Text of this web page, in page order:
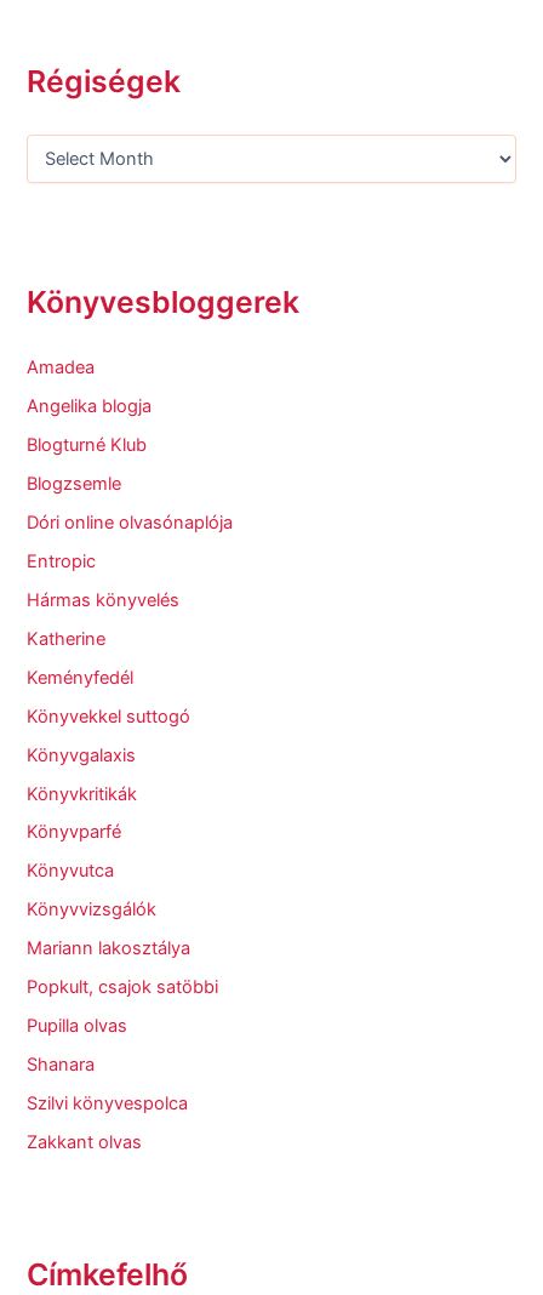
Régiségek
Könyvesbloggerek
Amadea
Angelika blogja
Blogturné Klub
Blogzsemle
Dóri online olvasónaplója
Entropic
Hármas könyvelés
Katherine
Keményfedél
Könyvekkel suttogó
Könyvgalaxis
Könyvkritikák
Könyvparfé
Könyvutca
Könyvvizsgálók
Mariann lakosztálya
Popkult, csajok satöbbi
Pupilla olvas
Shanara
Szilvi könyvespolca
Zakkant olvas
Címkefelhő